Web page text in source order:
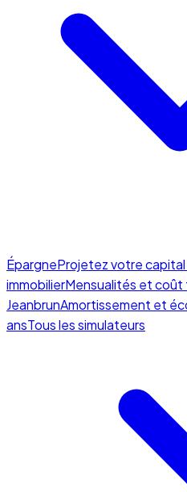
ÉpargneProjetez votre
immobilierMensualités et
JeanbrunAmortissement et
ansTous les simulateurs